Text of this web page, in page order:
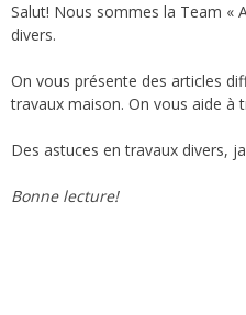
Salut! Nous sommes la Team «
divers.
On vous présente des articles
travaux maison. On vous aide à
Des astuces en travaux divers,
Bonne lecture!